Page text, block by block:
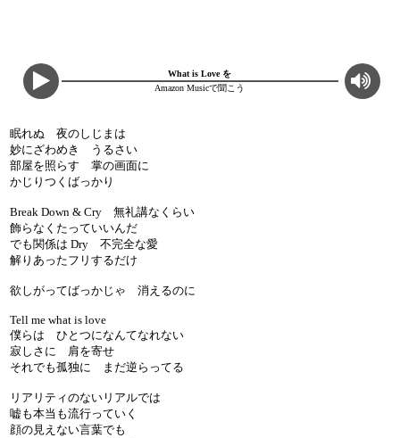
What is Love を
Amazon Musicで聞こう
眠れぬ 夜のしじまは
妙にざわめき うるさい
部屋を照らす 掌の画面に
かじりつくばっかり
Break Down & Cry 無礼講なくらい
飾らなくたっていいんだ
でも関係は Dry 不完全な愛
解りあったフリするだけ
欲しがってばっかじゃ 消えるのに
Tell me what is love
僕らは ひとつになんてなれない
寂しさに 肩を寄せ
それでも孤独に まだ逆らってる
リアリティのないリアルでは
嘘も本当も流行っていく
顔の見えない言葉でも